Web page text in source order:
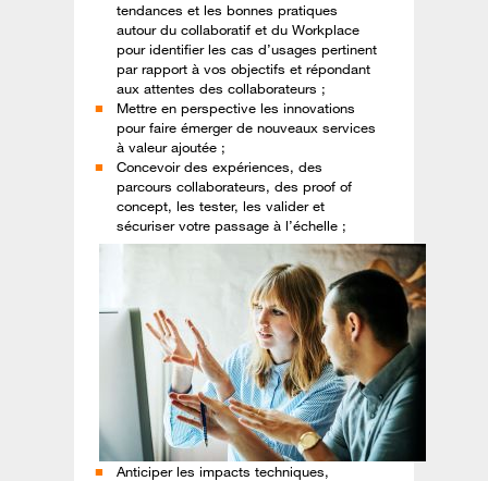
tendances et les bonnes pratiques
autour du collaboratif et du Workplace
pour identifier les cas d’usages pertinent
par rapport à vos objectifs et répondant
aux attentes des collaborateurs ;
Mettre en perspective les innovations
pour faire émerger de nouveaux services
à valeur ajoutée ;
Concevoir des expériences, des
parcours collaborateurs, des proof of
concept, les tester, les valider et
sécuriser votre passage à l’échelle ;
Anticiper les impacts techniques,